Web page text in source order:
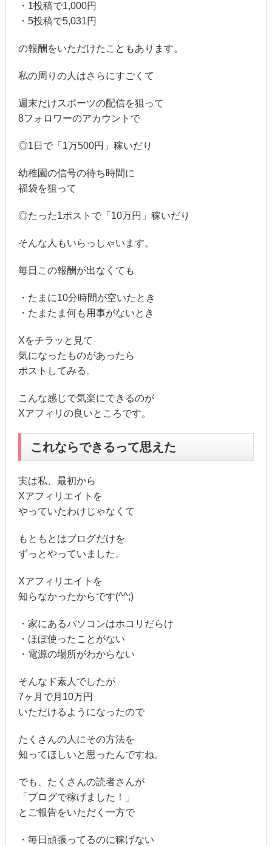
・1投稿で1,000円
・5投稿で5,031円
の報酬をいただけたこともあります。
私の周りの人はさらにすごくて
週末だけスポーツの配信を狙って
8フォロワーのアカウントで
◎1日で「1万500円」稼いだり
幼稚園の信号の待ち時間に
福袋を狙って
◎たった1ポストで「10万円」稼いだり
そんな人もいらっしゃいます。
毎日この報酬が出なくても
・たまに10分時間が空いたとき
・たまたま何も用事がないとき
Xをチラッと見て
気になったものがあったら
ポストしてみる。
こんな感じで気楽にできるのが
Xアフィリの良いところです。
これならできるって思えた
実は私、最初から
Xアフィリエイトを
やっていたわけじゃなくて
もともとはブログだけを
ずっとやっていました。
Xアフィリエイトを
知らなかったからです(^^;)
・家にあるパソコンはホコリだらけ
・ほぼ使ったことがない
・電源の場所がわからない
そんなド素人でしたが
7ヶ月で月10万円
いただけるようになったので
たくさんの人にその方法を
知ってほしいと思ったんですね。
でも、たくさんの読者さんが
「ブログで稼げました！」
とご報告をいただく一方で
・毎日頑張ってるのに稼げない